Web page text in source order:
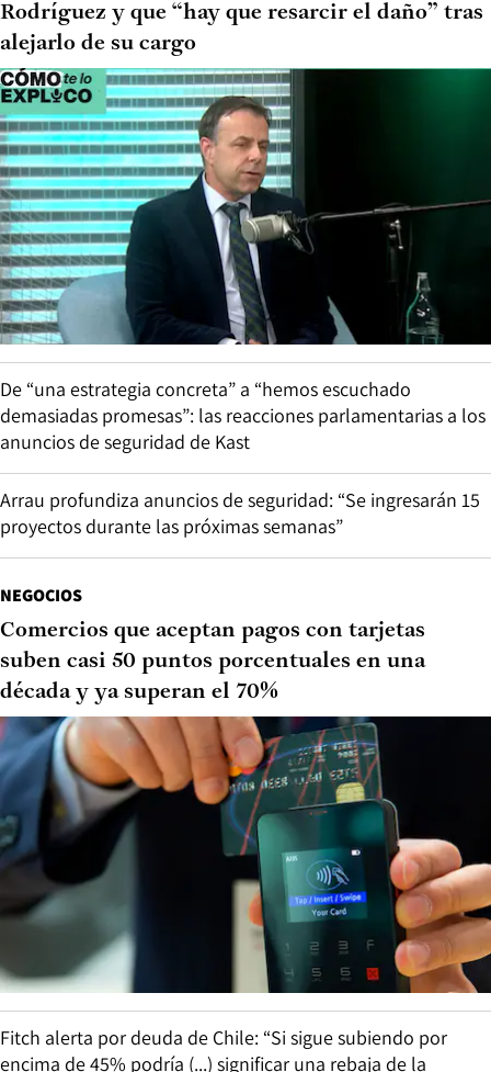
Rodríguez y que “hay que resarcir el daño” tras
alejarlo de su cargo
De “una estrategia concreta” a “hemos escuchado
demasiadas promesas”: las reacciones parlamentarias a los
anuncios de seguridad de Kast
Arrau profundiza anuncios de seguridad: “Se ingresarán 15
proyectos durante las próximas semanas”
NEGOCIOS
Comercios que aceptan pagos con tarjetas
suben casi 50 puntos porcentuales en una
década y ya superan el 70%
Fitch alerta por deuda de Chile: “Si sigue subiendo por
encima de 45% podría (...) significar una rebaja de la